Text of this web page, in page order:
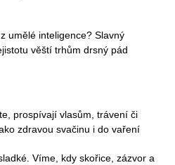
umělé inteligence? Slavný
věští trhům drsný pád
prospívají vlasům, trávení či
zdravou svačinu i do vaření
Víme, kdy skořice, zázvor a